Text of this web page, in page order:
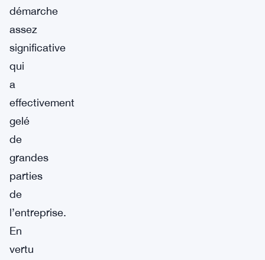
démarche
assez
significative
qui
a
effectivement
gelé
de
grandes
parties
de
l’entreprise.
En
vertu